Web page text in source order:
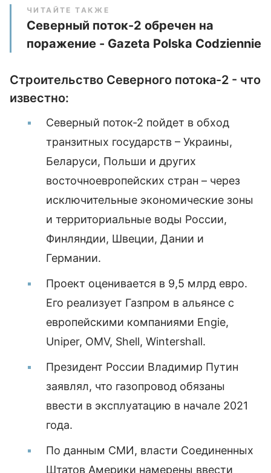
ЧИТАЙТЕ ТАКЖЕ
Северный поток-2 обречен на
поражение - Gazeta Polska Codziennie
Строительство Северного потока-2 - что
известно:
Северный поток-2 пойдет в обход
транзитных государств – Украины,
Беларуси, Польши и других
восточноевропейских стран – через
исключительные экономические зоны
и территориальные воды России,
Финляндии, Швеции, Дании и
Германии.
Проект оценивается в 9,5 млрд евро.
Его реализует Газпром в альянсе с
европейскими компаниями Engie,
Uniper, OMV, Shell, Wintershall.
Президент России Владимир Путин
заявлял, что газопровод обязаны
ввести в эксплуатацию в начале 2021
года.
По данным СМИ, власти Соединенных
Штатов Америки намерены ввести